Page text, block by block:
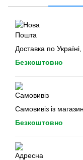
Доставка по
Безкоштовно
Самовивіз із
Безкоштовно